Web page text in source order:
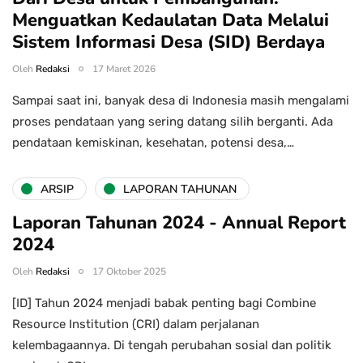
Menguatkan Kedaulatan Data Melalui
Sistem Informasi Desa (SID) Berdaya
Oleh Redaksi 17 Maret 2026
Sampai saat ini, banyak desa di Indonesia masih mengalami
proses pendataan yang sering datang silih berganti. Ada
pendataan kemiskinan, kesehatan, potensi desa,…
ARSIP LAPORAN TAHUNAN
Laporan Tahunan 2024 - Annual Report
2024
Oleh Redaksi 17 Oktober 2025
[ID] Tahun 2024 menjadi babak penting bagi Combine
Resource Institution (CRI) dalam perjalanan
kelembagaannya. Di tengah perubahan sosial dan politik